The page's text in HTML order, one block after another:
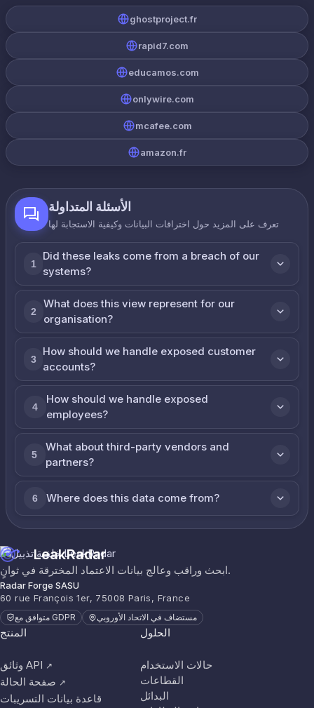
ghostproject.fr
rapid7.com
educamos.com
onlywire.com
mcafee.com
amazon.fr
الأسئلة المتداولة
تعرف على المزيد حول اختراقات البيانات وكيفية الاستجابة لها
1
Did these leaks come from a breach of our
systems?
2
What does this view represent for our
organisation?
3
How should we handle exposed customer
accounts?
4
How should we handle exposed
employees?
5
What about third-party vendors and
partners?
6 Where does this data come from?
LeakRadar
ابحث وراقب وعالج بيانات الاعتماد المخترقة في ثوانٍ.
Radar Forge SASU
60 rue François 1er, 75008 Paris, France
متوافق مع GDPR مستضاف في الاتحاد الأوروبي
المنتج
وثائق API ↗
صفحة الحالة ↗
قاعدة بيانات التسريبات
الحلول
حالات الاستخدام
القطاعات
البدائل